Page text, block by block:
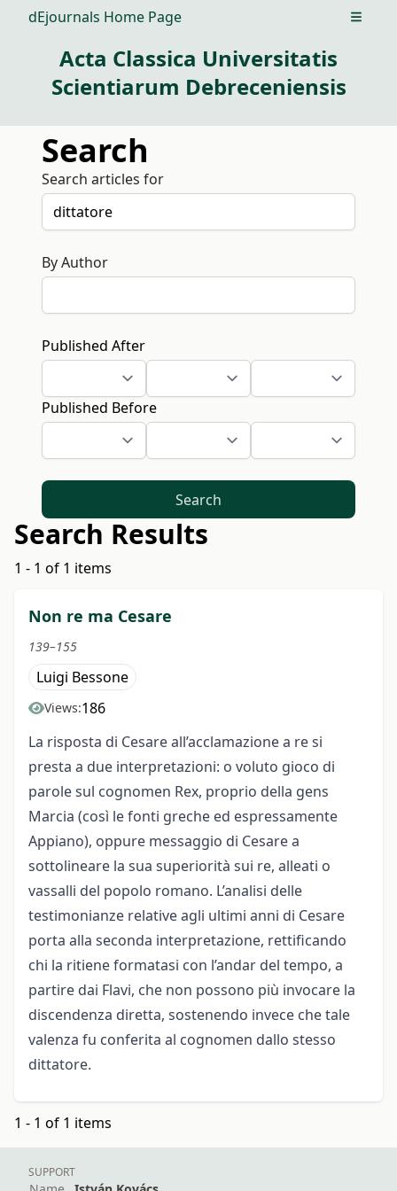
dEjournals Home Page Open
Acta Classica Universitatis
Scientiarum Debreceniensis
Search
Search articles for
By Author
Published After
Published Before
Search
Search Results
1 - 1 of 1 items
Non re ma Cesare
139–155
Luigi Bessone
Views:186
La risposta di Cesare all’acclamazione a re si
presta a due interpretazioni: o voluto gioco di
parole sul cognomen Rex, proprio della gens
Marcia (così le fonti greche ed espressamente
Appiano), oppure messaggio di Cesare a
sottolineare la sua superiorità sui re, alleati o
vassalli del popolo romano. L’analisi delle
testimonianze relative agli ultimi anni di Cesare
porta alla seconda interpretazione, rettificando
chi la ritiene formatasi con l’andar del tempo, a
partire dai Flavi, che non possono più invocare la
discendenza diretta, sostenendo invece che tale
valenza fu conferita al cognomen dallo stesso
dittatore.
1 - 1 of 1 items
SUPPORT